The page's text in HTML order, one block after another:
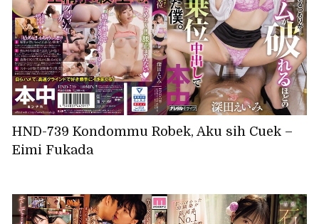
HND-739 Kondommu Robek, Aku sih Cuek –
Eimi Fukada